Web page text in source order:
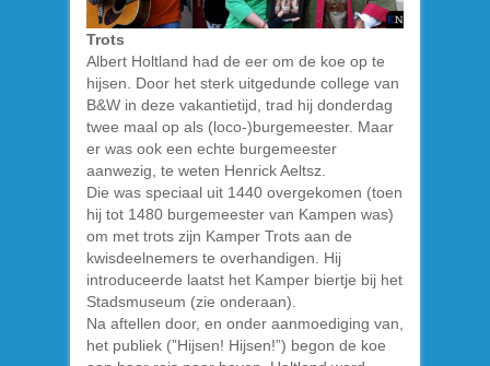
Trots
Albert Holtland had de eer om de koe op te
hijsen. Door het sterk uitgedunde college van
B&W in deze vakantietijd, trad hij donderdag
twee maal op als (loco-)burgemeester. Maar
er was ook een echte burgemeester
aanwezig, te weten Henrick Aeltsz.
Die was speciaal uit 1440 overgekomen (toen
hij tot 1480 burgemeester van Kampen was)
om met trots zijn Kamper Trots aan de
kwisdeelnemers te overhandigen. Hij
introduceerde laatst het Kamper biertje bij het
Stadsmuseum (zie onderaan).
Na aftellen door, en onder aanmoediging van,
het publiek (”Hijsen! Hijsen!”) begon de koe